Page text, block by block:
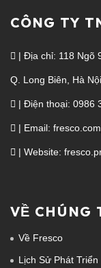
CÔNG TY
| Địa chỉ: 118 Ngõ
Q. Long Biên, Hà Nội
| Điện thoại: 0986
| Email:
| Website:
VỀ CHÚNG
Về Fresco
Lịch Sử Phát Triển